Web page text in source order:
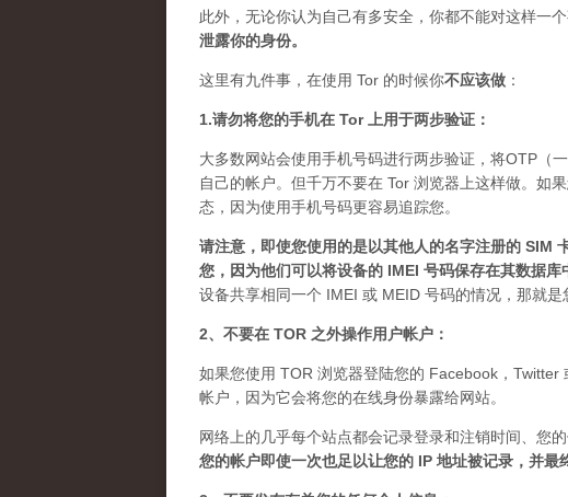
此外，无论你认为自己有多安全，你都不能对这样一个
泄露你的身份。
这里有九件事，在使用 Tor 的时候你不应该做 ：
1.请勿将您的手机在 Tor 上用于两步验证：
大多数网站会使用手机号码进行两步验证，将OTP（
自己的帐户。但千万不要在 Tor 浏览器上这样做。如
态，因为使用手机号码更容易追踪您。
请注意，即使您使用的是以其他人的名字注册的 SIM
您，因为他们可以将设备的 IMEI 号码保存在其数据库
设备共享相同一个 IMEI 或 MEID 号码的情况，那就是
2、不要在 TOR 之外操作用户帐户：
如果您使用 TOR 浏览器登陆您的 Facebook，
帐户，因为它会将您的在线身份暴露给网站。
网络上的几乎每个站点都会记录登录和注销时间、您
您的帐户即使一次也足以让您的 IP 地址被记录，并最